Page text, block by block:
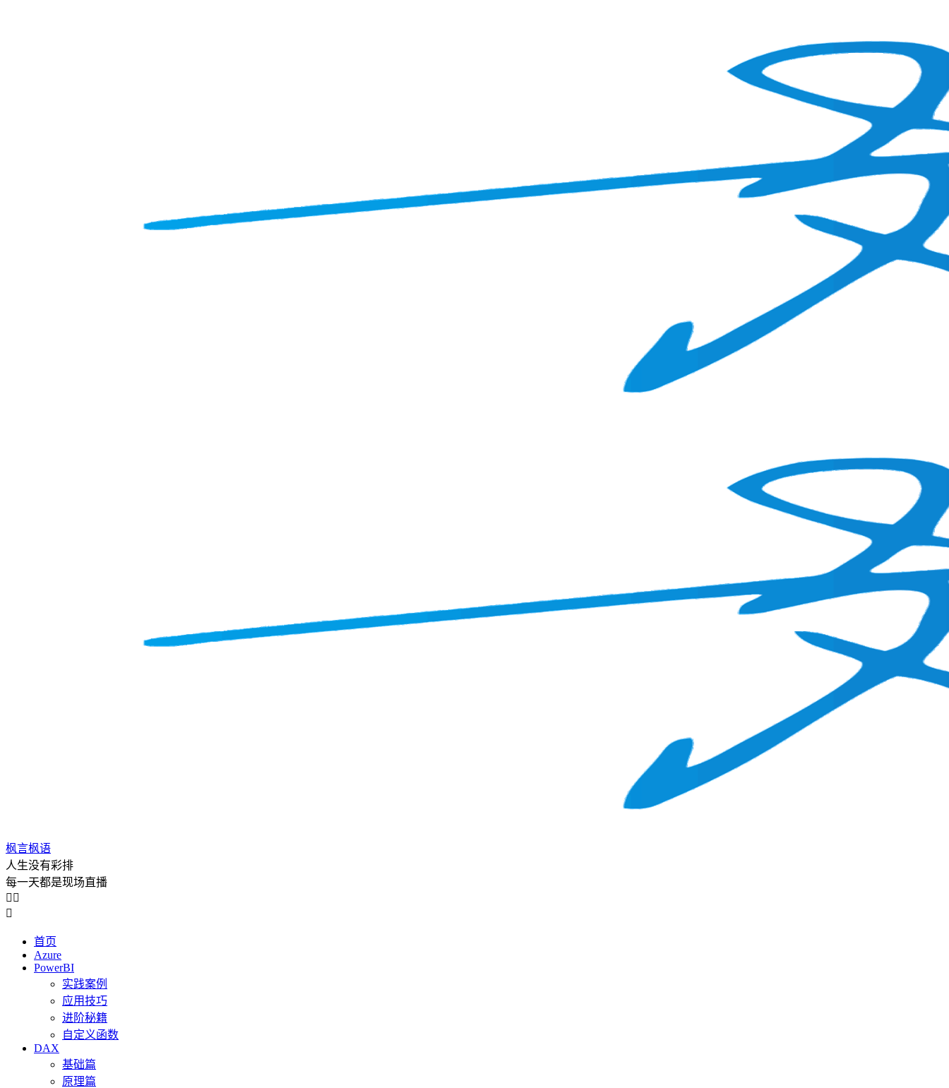
枫言枫语
人生没有彩排
每一天都是现场直播
 

首页
Azure
PowerBI
实践案例
应用技巧
进阶秘籍
自定义函数
DAX
基础篇
原理篇